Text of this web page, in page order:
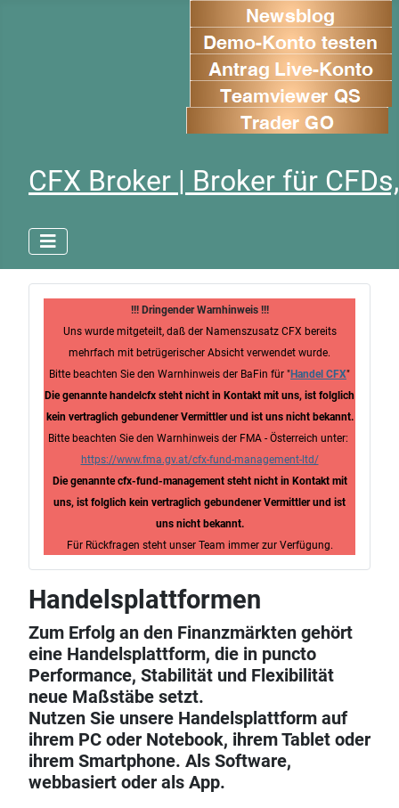
CFX Broker | Broker für
!!! Dringender Warnhinweis !!!
Uns wurde mitgeteilt, daß der Namenszusatz CFX bereits
mehrfach mit betrügerischer Absicht verwendet wurde.
Bitte beachten Sie den Warnhinweis der BaFin für "Handel CFX"
Die genannte handelcfx steht nicht in Kontakt mit uns, ist folglich
kein vertraglich gebundener Vermittler und ist uns nicht bekannt.
Bitte beachten Sie den Warnhinweis der FMA - Österreich unter:
https://www.fma.gv.at/cfx-fund-management-ltd/
Die genannte cfx-fund-management steht nicht in Kontakt mit
uns, ist folglich kein vertraglich gebundener Vermittler und ist
uns nicht bekannt.
Für Rückfragen steht unser Team immer zur Verfügung.
Handelsplattformen
Zum Erfolg an den Finanzmärkten gehört
eine Handelsplattform, die in puncto
Performance, Stabilität und Flexibilität
neue Maßstäbe setzt.
Nutzen Sie unsere Handelsplattform auf
ihrem PC oder Notebook, ihrem Tablet oder
ihrem Smartphone. Als Software,
webbasiert oder als App.